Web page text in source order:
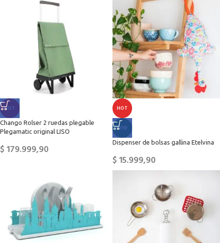
HOT
Chango Rolser 2 ruedas plegable
Plegamatic original LISO
$179.999,90
HOT
NEW
Dispenser de bolsas gallina Etelvina
$15.999,90